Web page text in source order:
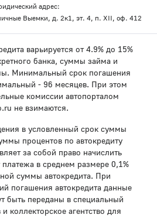
адрес:
Выемки, д. 2к1, эт. 4, п. XII, оф. 412
варьируется от 4.9% до 15%
банка, суммы займа и
Минимальный срок погашения
- 96 месяцев. При этом
комиссии автопорталом
не взимаются.
в условленный срок суммы
процентов по автокредиту
за собой право начислить
в среднем размере 0,1%
суммы автокредита. При
погашения автокредита данные
быть переданы в специальный
коллекторское агентство для